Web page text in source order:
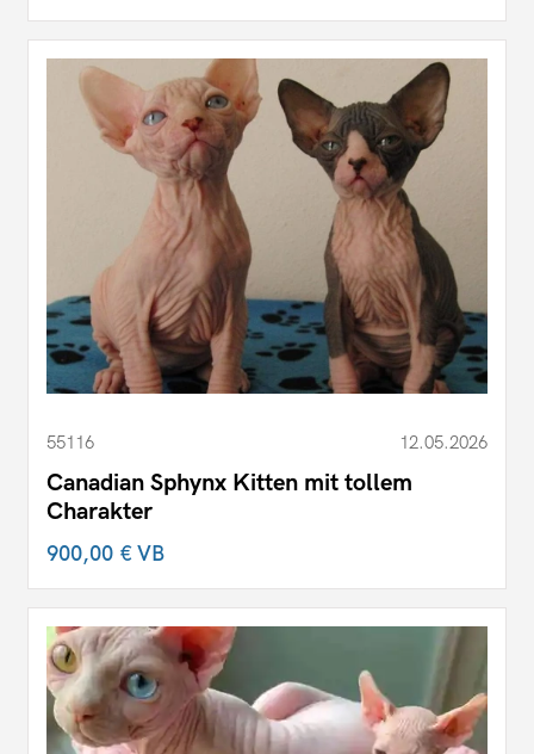
55116 12.05.2026
Canadian Sphynx Kitten mit tollem
Charakter
900,00 €VB